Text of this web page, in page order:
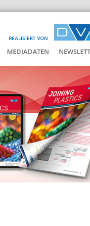
REALISIERT VON
MEDIADATEN